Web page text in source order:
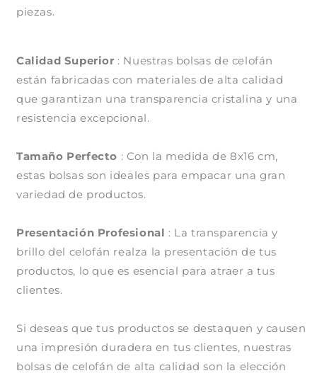
piezas.
Calidad Superior : Nuestras bolsas de celofán
están fabricadas con materiales de alta calidad
que garantizan una transparencia cristalina y una
resistencia excepcional.
Tamaño Perfecto : Con la medida de 8x16 cm,
estas bolsas son ideales para empacar una gran
variedad de productos.
Presentación Profesional : La transparencia y
brillo del celofán realza la presentación de tus
productos, lo que es esencial para atraer a tus
clientes.
Si deseas que tus productos se destaquen y causen
una impresión duradera en tus clientes, nuestras
bolsas de celofán de alta calidad son la elección
Compra ahora y paga a meses
sin tarjeta de crédito